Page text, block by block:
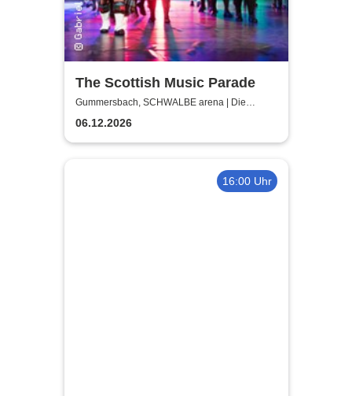
The Scottish Music Parade
Gummersbach, SCHWALBE arena | Die
Schwalbe Arena Gummersbach
06.12.2026
16:00 Uhr